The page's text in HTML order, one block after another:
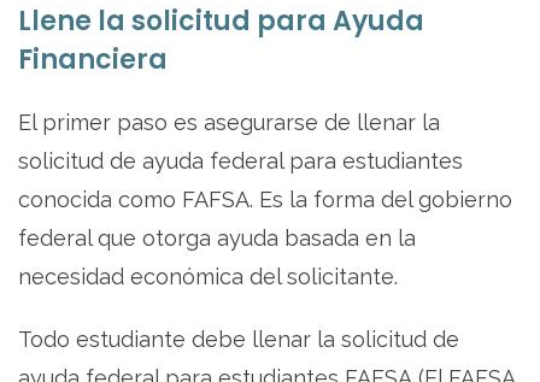
Llene la solicitud para Ayuda
Financiera
El primer paso es asegurarse de llenar la
solicitud de ayuda federal para estudiantes
conocida como FAFSA. Es la forma del gobierno
federal que otorga ayuda basada en la
necesidad económica del solicitante.
Todo estudiante debe llenar la solicitud de